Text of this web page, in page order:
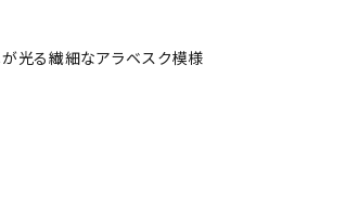
が光る繊細なアラベスク模様